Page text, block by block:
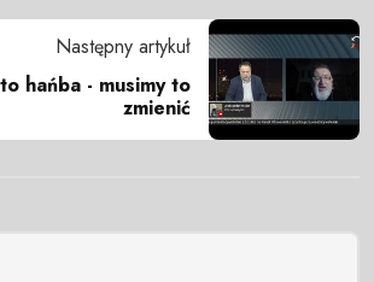
Następny artykuł
hańba - musimy to
zmienić